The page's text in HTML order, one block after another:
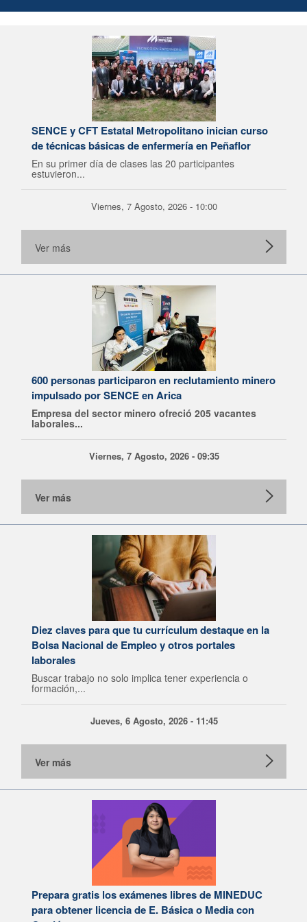
SENCE y CFT Estatal Metropolitano inician curso
de técnicas básicas de enfermería en Peñaflor
En su primer día de clases las 20 participantes
estuvieron...
Viernes, 7 Agosto, 2026 - 10:00
Ver más
600 personas participaron en reclutamiento minero
impulsado por SENCE en Arica
Empresa del sector minero ofreció 205 vacantes
laborales...
Viernes, 7 Agosto, 2026 - 09:35
Ver más
Diez claves para que tu currículum destaque en la
Bolsa Nacional de Empleo y otros portales
laborales
Buscar trabajo no solo implica tener experiencia o
formación,...
Jueves, 6 Agosto, 2026 - 11:45
Ver más
Prepara gratis los exámenes libres de MINEDUC
para obtener licencia de E. Básica o Media con